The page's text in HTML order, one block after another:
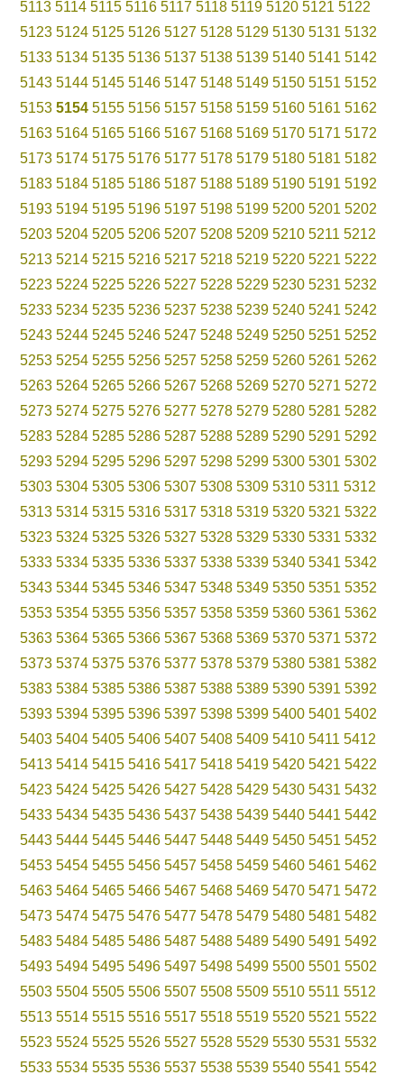
5113 5114 5115 5116 5117 5118 5119 5120 5121 5122
5123 5124 5125 5126 5127 5128 5129 5130 5131 5132
5133 5134 5135 5136 5137 5138 5139 5140 5141 5142
5143 5144 5145 5146 5147 5148 5149 5150 5151 5152
5153 5154 5155 5156 5157 5158 5159 5160 5161 5162
5163 5164 5165 5166 5167 5168 5169 5170 5171 5172
5173 5174 5175 5176 5177 5178 5179 5180 5181 5182
5183 5184 5185 5186 5187 5188 5189 5190 5191 5192
5193 5194 5195 5196 5197 5198 5199 5200 5201 5202
5203 5204 5205 5206 5207 5208 5209 5210 5211 5212
5213 5214 5215 5216 5217 5218 5219 5220 5221 5222
5223 5224 5225 5226 5227 5228 5229 5230 5231 5232
5233 5234 5235 5236 5237 5238 5239 5240 5241 5242
5243 5244 5245 5246 5247 5248 5249 5250 5251 5252
5253 5254 5255 5256 5257 5258 5259 5260 5261 5262
5263 5264 5265 5266 5267 5268 5269 5270 5271 5272
5273 5274 5275 5276 5277 5278 5279 5280 5281 5282
5283 5284 5285 5286 5287 5288 5289 5290 5291 5292
5293 5294 5295 5296 5297 5298 5299 5300 5301 5302
5303 5304 5305 5306 5307 5308 5309 5310 5311 5312
5313 5314 5315 5316 5317 5318 5319 5320 5321 5322
5323 5324 5325 5326 5327 5328 5329 5330 5331 5332
5333 5334 5335 5336 5337 5338 5339 5340 5341 5342
5343 5344 5345 5346 5347 5348 5349 5350 5351 5352
5353 5354 5355 5356 5357 5358 5359 5360 5361 5362
5363 5364 5365 5366 5367 5368 5369 5370 5371 5372
5373 5374 5375 5376 5377 5378 5379 5380 5381 5382
5383 5384 5385 5386 5387 5388 5389 5390 5391 5392
5393 5394 5395 5396 5397 5398 5399 5400 5401 5402
5403 5404 5405 5406 5407 5408 5409 5410 5411 5412
5413 5414 5415 5416 5417 5418 5419 5420 5421 5422
5423 5424 5425 5426 5427 5428 5429 5430 5431 5432
5433 5434 5435 5436 5437 5438 5439 5440 5441 5442
5443 5444 5445 5446 5447 5448 5449 5450 5451 5452
5453 5454 5455 5456 5457 5458 5459 5460 5461 5462
5463 5464 5465 5466 5467 5468 5469 5470 5471 5472
5473 5474 5475 5476 5477 5478 5479 5480 5481 5482
5483 5484 5485 5486 5487 5488 5489 5490 5491 5492
5493 5494 5495 5496 5497 5498 5499 5500 5501 5502
5503 5504 5505 5506 5507 5508 5509 5510 5511 5512
5513 5514 5515 5516 5517 5518 5519 5520 5521 5522
5523 5524 5525 5526 5527 5528 5529 5530 5531 5532
5533 5534 5535 5536 5537 5538 5539 5540 5541 5542